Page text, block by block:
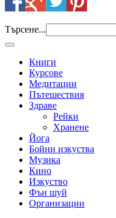
Търсене...
Книги
Курсове
Медитации
Пътешествия
Здраве
Рейки
Хранене
Йога
Бойни изкуства
Музика
Кино
Изкуство
Фън шуй
Организации